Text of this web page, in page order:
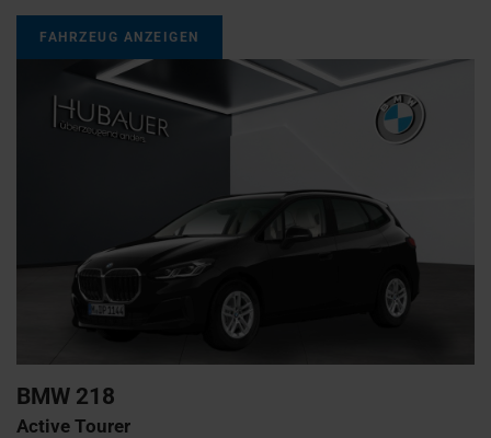
FAHRZEUG ANZEIGEN
BMW 218
Active Tourer